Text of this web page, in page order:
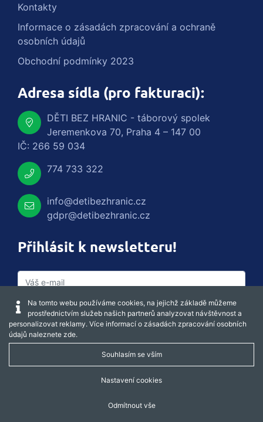
Kontakty
Informace o zásadách zpracování a ochraně
osobních údajů
Obchodní podmínky 2023
Adresa sídla (pro fakturaci):
DĚTI BEZ HRANIC - táborový spolek
Jeremenkova 70, Praha 4 – 147 00
IČ: 266 59 034
774 733 322
info@detibezhranic.cz
gdpr@detibezhranic.cz
Přihlásit k newsletteru!
Captcha obnovit
Na tomto webu používáme cookies, na jejichž základě můžeme
prostřednictvím služeb našich partnerů analyzovat návštěvnost a
personalizovat reklamy. Více informací o zásadách zpracování osobních
údajů naleznete zde.
Souhlasím se vším
Nastavení cookies
Odmítnout vše